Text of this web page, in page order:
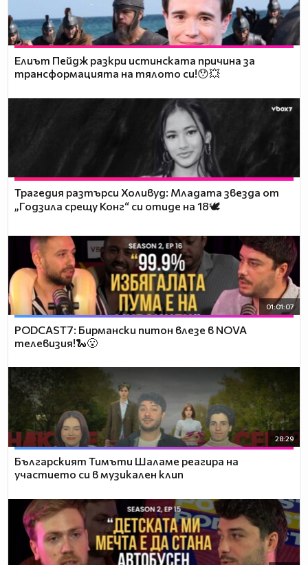
Елиът Пейдж разкри истинската причина за
трансформацията на тялото си!😯💥
Трагедия разтърси Холивуд: Младата звезда от
„Годзила срещу Конг“ си отиде на 18🕊️
01:01:07
PODCAST7: Бирмански питон влезе в NOVA
телевизия!🐍😮
28:29
Българският Тимъти Шаламе реагира на
участието си в музикален клип